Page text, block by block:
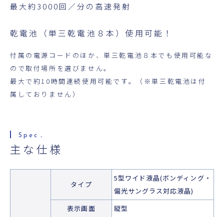
最大約3000回／分の高速発射
乾電池（単三乾電池８本）使用可能！
付属の電源コードのほか、単三乾電池８本でも使用可能な
ので取付場所を選びません。
最大で約10時間連続使用可能です。（※単三乾電池は付
属しておりません）
主な仕様
タイプ
5型ワイド液晶(ボンディング・
偏光サングラス対応液晶)
表示画面
縦型